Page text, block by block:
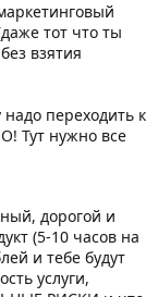
тот что ты
взятия
переходить к
Тут нужно все
дорогой и
(5-10 часов на
и тебе будут
услуги,